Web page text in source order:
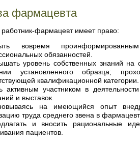
фармацевта
работник-фармацевт имеет право:
вовремя
обязанностей.
уровень собственных знаний
установленного образца;
квалификационной категории.
активным участником в
и выставок.
на имеющийся опыт
труда среднего звена в
и вносить рациональные
пациентов.